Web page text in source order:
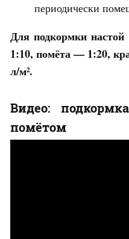
периодически
Для подкормки настой
1:10, помёта — 1:20,
л/м².
Видео:
помётом